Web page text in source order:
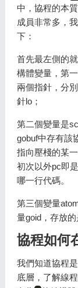
中，協程的本
成員非常多，
下：
首先最左側的
構體變量，第
兩個指針，分
針lo；
第二個變量是
gobuf中存有該
指向壓棧的某
初次以外pc即
哪一行代碼。
第三個變量
量goid，存放的
協程如何
我們知道協程
底層，了解線